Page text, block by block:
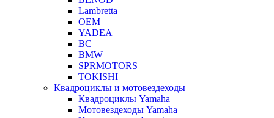
Lambretta
OEM
YADEA
BC
BMW
SPRMOTORS
TOKISHI
Квадроциклы и мотовездеходы
Квадроциклы Yamaha
Мотовездеходы Yamaha